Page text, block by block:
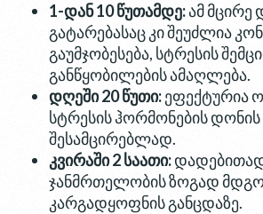
1-დან 10 წუთამდე:ამ მცირე
გატარებასაც კი შეუძლია
გაუმჯობესება, სტრესის
განწყობილების ამაღლება.
დღეში 20 წუთი:ეფექტურია
სტრესის ჰორმონების დონის
შესამცირებლად.
კვირაში 2 საათი:
ჯანმრთელობის ზოგად
კარგადყოფნის განცდაზე.